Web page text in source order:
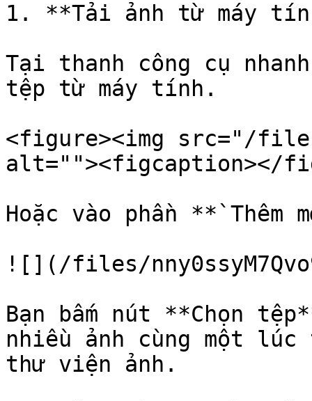
1. **Tải ảnh từ máy
Tại thanh công cụ
tệp từ máy tính.
<figure><img src="/files/
alt=""><figcaption></
Hoặc vào phần
![](/files/
Bạn bấm nút **Chọn
nhiều ảnh cùng một
thư viện ảnh.